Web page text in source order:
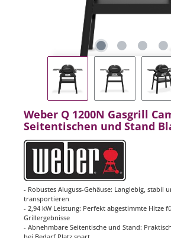
Weber Q 1200N Gasgrill
Seitentischen und Stand
- Robustes Aluguss-Gehäuse: Langlebig, stabil
transportieren
- 2,94 kW Leistung: Perfekt abgestimmte Hitze
Grillergebnisse
- Abnehmbare Seitentische und Stand: